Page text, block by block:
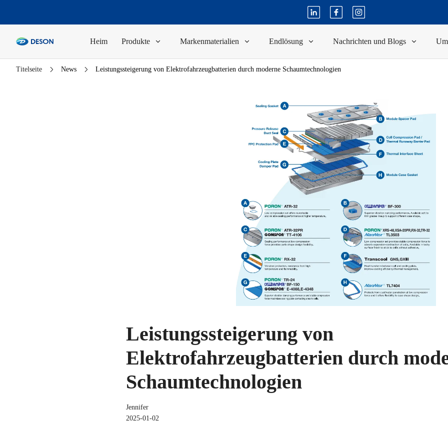
Heim Produkte Markenmaterialien Endlösung Nachrichten und Blogs Um
Titelseite News Leistungssteigerung von Elektrofahrzeugbatterien durch moderne Schaumtechnologien
Leistungssteigerung von
Elektrofahrzeugbatterien durch
Schaumtechnologien
Jennifer
2025-01-02